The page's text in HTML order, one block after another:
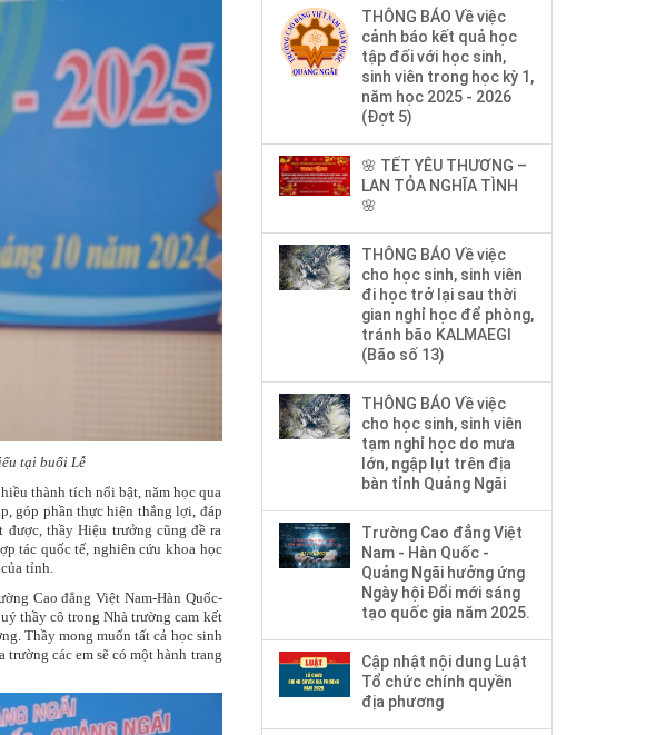
tại buổi Lễ
thành tích nổi bật, năm học qua
góp phần thực hiện thắng lợi, đáp
thầy Hiệu trưởng cũng đề ra
tác quốc tế, nghiên cứu khoa học
tỉnh.
Cao đẳng Việt Nam-Hàn Quốc-
thầy cô trong Nhà trường cam kết
Thầy mong muốn tất cả học sinh
các em sẽ có một hành trang
THÔNG BÁO Về việc
cảnh báo kết quả học
tập đối với học sinh,
sinh viên trong học kỳ 1,
năm học 2025 - 2026
(Đợt 5)
🌸 TẾT YÊU THƯƠNG –
LAN TỎA NGHĨA TÌNH
🌸
THÔNG BÁO Về việc
cho học sinh, sinh viên
đi học trở lại sau thời
gian nghỉ học để phòng,
tránh bão KALMAEGI
(Bão số 13)
THÔNG BÁO Về việc
cho học sinh, sinh viên
tạm nghỉ học do mưa
lớn, ngập lụt trên địa
bàn tỉnh Quảng Ngãi
Trường Cao đẳng Việt
Nam - Hàn Quốc -
Quảng Ngãi hưởng ứng
Ngày hội Đổi mới sáng
tạo quốc gia năm 2025.
Cập nhật nội dung Luật
Tổ chức chính quyền
địa phương